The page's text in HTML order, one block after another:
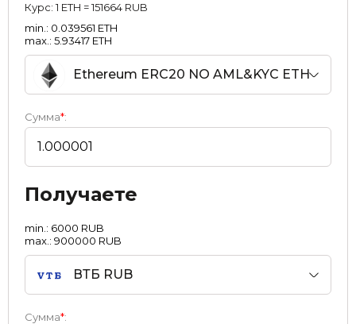
Курс:1 ETH = 151664 RUB
min.: 0.039561 ETH
max.: 5.93417 ETH
Ethereum ERC20 NO AML&KYC ETH
Сумма*:
Получаете
min.: 6000 RUB
max.: 900000 RUB
ВТБ RUB
Сумма*: